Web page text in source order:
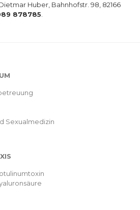
Huber, Bahnhofstr. 98, 82166
878785
Sexualmedizin